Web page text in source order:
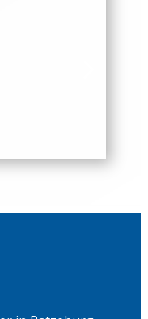
in
Rendsburg